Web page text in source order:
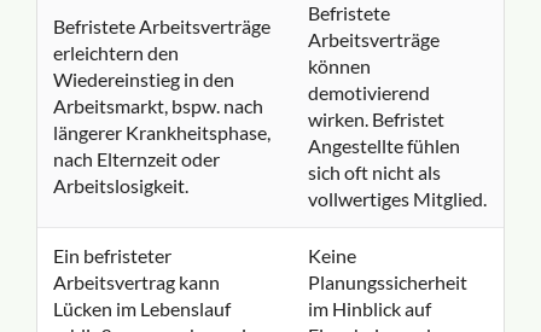
Befristete Arbeitsverträge
erleichtern den
Wiedereinstieg in den
Arbeitsmarkt, bspw. nach
längerer Krankheitsphase,
nach Elternzeit oder
Arbeitslosigkeit.
Befristete
Arbeitsverträge
können
demotivierend
wirken. Befristet
Angestellte fühlen
sich oft nicht als
vollwertiges Mitglied.
Ein befristeter
Arbeitsvertrag kann
Lücken im Lebenslauf
Keine
Planungssicherheit
im Hinblick auf